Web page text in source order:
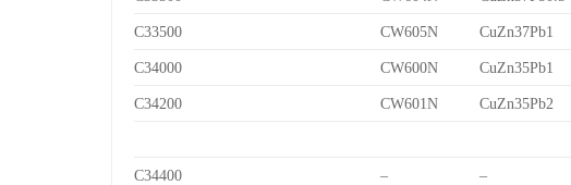
C33500 CW605N CuZn37Pb1
C34000 CW600N CuZn35Pb1
C34200 CW601N CuZn35Pb2
C34400 – –